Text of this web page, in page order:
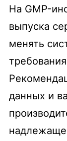
На GMP-
выпуска
менять
данных и